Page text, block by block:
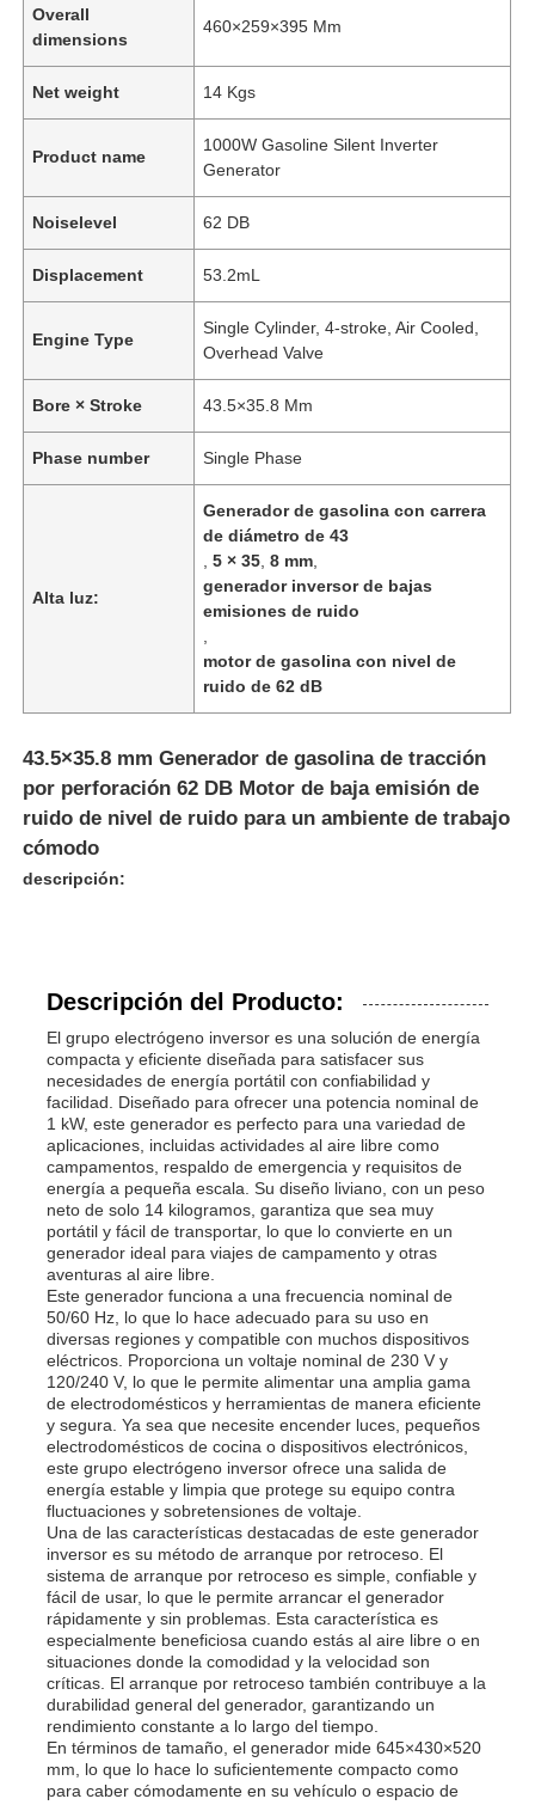
Inicio
Productos
Videos
Sobre nosotros
Visita a la fábrica
Control de Calidad
Contacto
noticias
Todos los casos
Solicitar una cotización
Overall
dimensions
460×259×395 Mm
Net weight 14 Kgs
Product name
1000W Gasoline Silent Inverter
Generator
Noiselevel 62 DB
Displacement 53.2mL
Engine Type
Single Cylinder, 4-stroke, Air Cooled,
Overhead Valve
Bore × Stroke 43.5×35.8 Mm
Phase number Single Phase
Alta luz:
Generador de gasolina con carrera
de diámetro de 43
,5 × 35 ,8 mm
generador inversor de bajas
emisiones de ruido
motor de gasolina con nivel de
ruido de 62 dB
43.5×35.8 mm Generador de gasolina de tracción
por perforación 62 DB Motor de baja emisión de
ruido de nivel de ruido para un ambiente de trabajo
cómodo
descripción:
Descripción del Producto:
El grupo electrógeno inversor es una solución de energía
compacta y eficiente diseñada para satisfacer sus
necesidades de energía portátil con confiabilidad y
facilidad. Diseñado para ofrecer una potencia nominal de
1 kW, este generador es perfecto para una variedad de
aplicaciones, incluidas actividades al aire libre como
campamentos, respaldo de emergencia y requisitos de
energía a pequeña escala. Su diseño liviano, con un peso
neto de solo 14 kilogramos, garantiza que sea muy
portátil y fácil de transportar, lo que lo convierte en un
generador ideal para viajes de campamento y otras
aventuras al aire libre.
Este generador funciona a una frecuencia nominal de
50/60 Hz, lo que lo hace adecuado para su uso en
diversas regiones y compatible con muchos dispositivos
eléctricos. Proporciona un voltaje nominal de 230 V y
120/240 V, lo que le permite alimentar una amplia gama
de electrodomésticos y herramientas de manera eficiente
y segura. Ya sea que necesite encender luces, pequeños
electrodomésticos de cocina o dispositivos electrónicos,
este grupo electrógeno inversor ofrece una salida de
energía estable y limpia que protege su equipo contra
fluctuaciones y sobretensiones de voltaje.
Una de las características destacadas de este generador
inversor es su método de arranque por retroceso. El
sistema de arranque por retroceso es simple, confiable y
fácil de usar, lo que le permite arrancar el generador
rápidamente y sin problemas. Esta característica es
especialmente beneficiosa cuando estás al aire libre o en
situaciones donde la comodidad y la velocidad son
críticas. El arranque por retroceso también contribuye a la
durabilidad general del generador, garantizando un
rendimiento constante a lo largo del tiempo.
En términos de tamaño, el generador mide 645×430×520
mm, lo que lo hace lo suficientemente compacto como
para caber cómodamente en su vehículo o espacio de